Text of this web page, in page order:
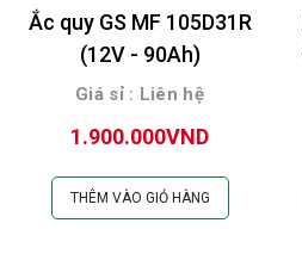
Ắc quy GS MF 105D31R
(12V - 90Ah)
Giá sỉ : Liên hệ
1.900.000VND
THÊM VÀO GIỎ HÀNG